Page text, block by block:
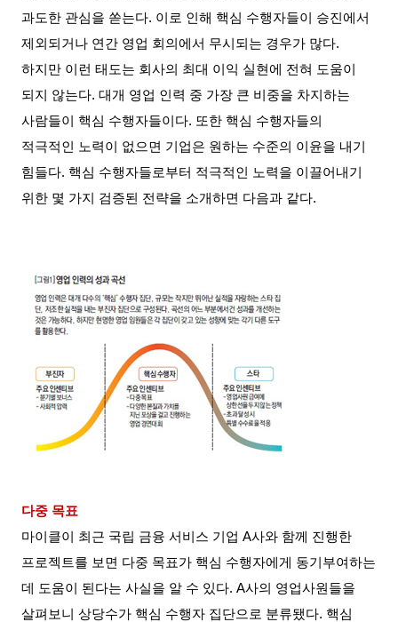
과도한 관심을 쏟는다. 이로 인해 핵심 수행자들이 승진에서
제외되거나 연간 영업 회의에서 무시되는 경우가 많다.
하지만 이런 태도는 회사의 최대 이익 실현에 전혀 도움이
되지 않는다.대개 영업 인력 중 가장 큰 비중을 차지하는
사람들이 핵심 수행자들이다. 또한 핵심 수행자들의
적극적인 노력이 없으면 기업은 원하는 수준의 이윤을 내기
힘들다. 핵심 수행자들로부터 적극적인 노력을 이끌어내기
위한 몇 가지 검증된 전략을 소개하면 다음과 같다.
다중 목표
마이클이 최근 국립 금융 서비스 기업 A사와 함께 진행한
프로젝트를 보면 다중 목표가 핵심 수행자에게 동기부여하는
데 도움이 된다는 사실을 알 수 있다. A사의 영업사원들을
살펴보니 상당수가 핵심 수행자 집단으로 분류됐다. 핵심